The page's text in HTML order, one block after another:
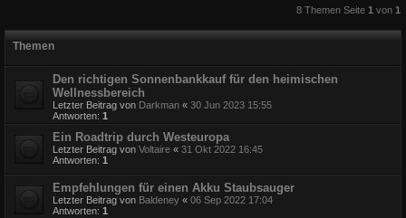
8 Themen Seite 1 von 1
Themen
Den richtigen Sonnenbankkauf für den heimischen
Wellnessbereich
Letzter Beitrag von Darkman « 30 Jun 2023 15:55
Antworten: 1
Ein Roadtrip durch Westeuropa
Letzter Beitrag von Voltaire « 31 Okt 2022 16:45
Antworten: 1
Empfehlungen für einen Akku Staubsauger
Letzter Beitrag von Baldeney « 06 Sep 2022 17:04
Antworten: 1